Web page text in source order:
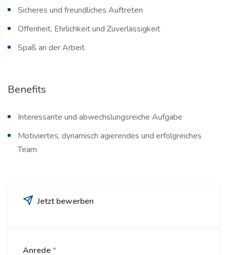
Sicheres und freundliches Auftreten
Offenheit, Ehrlichkeit und Zuverlässigkeit
Spaß an der Arbeit
Benefits
Interessante und abwechslungsreiche Aufgabe
Motiviertes, dynamisch agierendes und erfolgreiches
Team
Jetzt bewerben
Anrede*